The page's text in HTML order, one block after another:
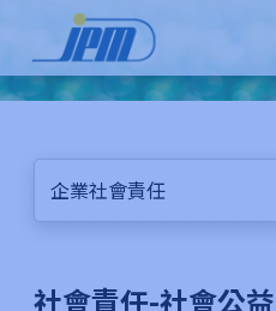
企業社會責任
社會責任-社會公益